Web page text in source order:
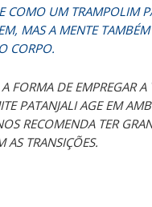
COMO UM TRAMPOLIM
MAS A MENTE
CORPO.
FORMA DE EMPREGAR A
PATANJALI AGE EM
RECOMENDA TER
AS TRANSIÇÕES.